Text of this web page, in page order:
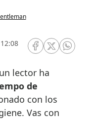
RRSS Facebook
RRSSRRSS
de
con los
Vas con